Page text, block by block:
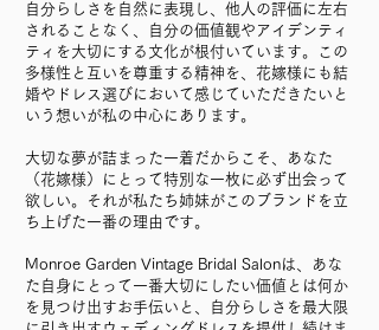
自分らしさを自然に表現し、他人の評価に左右
されることなく、自分の価値観やアイデンティ
ティを大切にする文化が根付いています。この
多様性と互いを尊重する精神を、花嫁様にも結
婚やドレス選びにおいて感じていただきたいと
いう想いが私の中心にあります。
大切な夢が詰まった一着だからこそ、あなた
（花嫁様）にとって特別な一枚に必ず出会って
欲しい。それが私たち姉妹がこのブランドを立
ち上げた一番の理由です。
Monroe Garden Vintage Bridal Salonは、あな
た自身にとって一番大切にしたい価値とは何か
を見つけ出すお手伝いと、自分らしさを最大限